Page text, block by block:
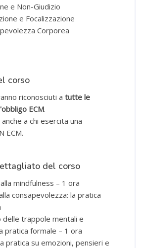
e Non-Giudizio
e Focalizzazione
Corporea
corso
riconosciuti a tutte le
ECM.
a chi esercita una
ECM.
del corso
mindfulness – 1 ora
consapevolezza: la pratica
trappole mentali e
pratica formale – 1 ora
pratica su emozioni, pensieri e